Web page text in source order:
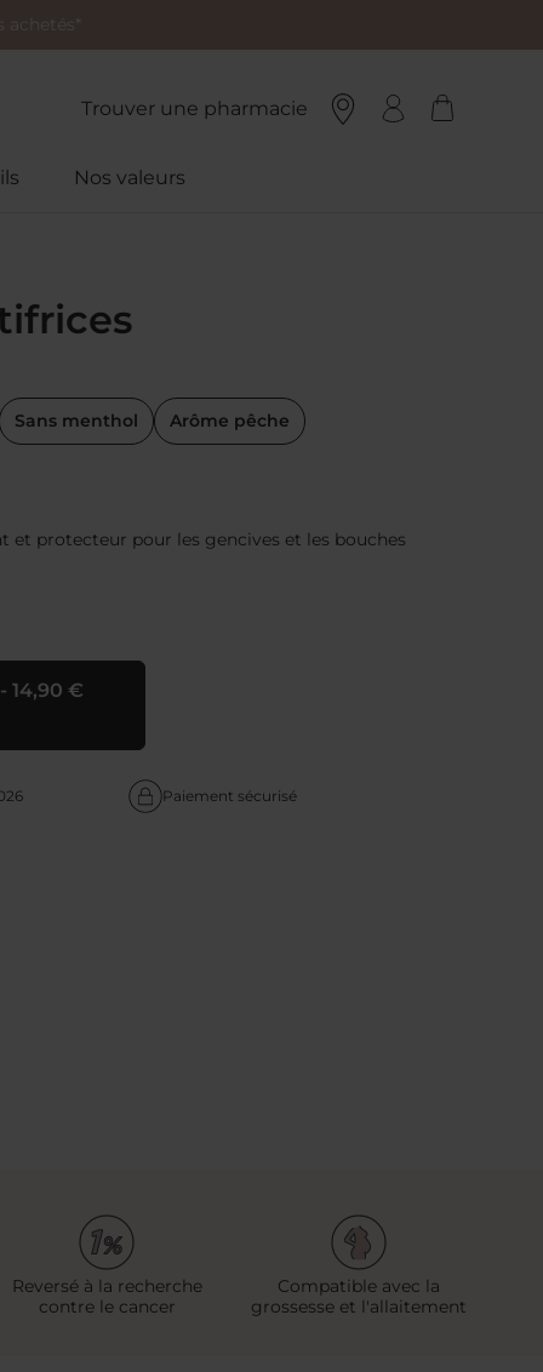
achetés*
Trouver une pharmacie
Nos valeurs
Sans menthol Arôme pêche
et protecteur pour les gencives et les bouches
- 14,90 €
Paiement sécurisé
Reversé à la recherche
contre le cancer
Compatible avec la
grossesse et l'allaitement